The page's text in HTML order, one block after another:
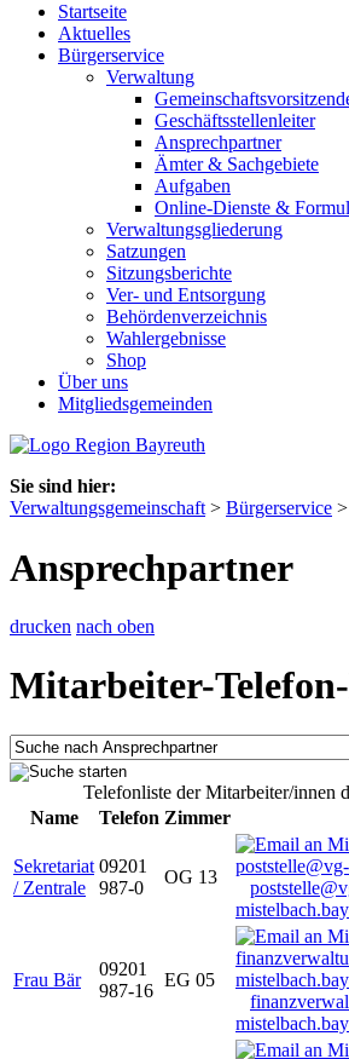
Startseite
Aktuelles
Bürgerservice
Verwaltung
Geschäftsstellenleiter
Ansprechpartner
Ämter & Sachgebiete
Aufgaben
Online-Dienste &
Verwaltungsgliederung
Satzungen
Sitzungsberichte
Ver- und Entsorgung
Behördenverzeichnis
Wahlergebnisse
Shop
Über uns
Mitgliedsgemeinden
Sie sind hier:
Verwaltungsgemeinschaft > Bürgerservice >
Ansprechpartner
drucken nach oben
Mitarbeiter-
Telefonliste der Mitarbeiter/innen
Name
Telefon Zimmer
Sekretariat
/ Zentrale
09201
987-0
OG 13
Frau Bär
09201
987-16
EG 05